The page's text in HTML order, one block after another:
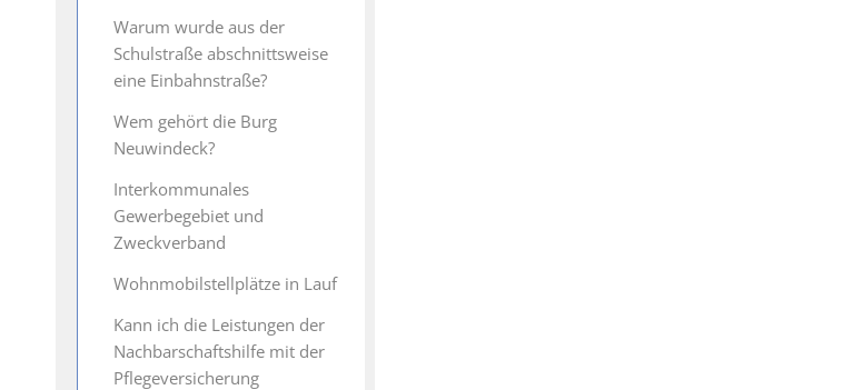
Warum wurde aus der
Schulstraße abschnittsweise
eine Einbahnstraße?
Wem gehört die Burg
Neuwindeck?
Interkommunales
Gewerbegebiet und
Zweckverband
Wohnmobilstellplätze in Lauf
Kann ich die Leistungen der
Nachbarschaftshilfe mit der
Pflegeversicherung